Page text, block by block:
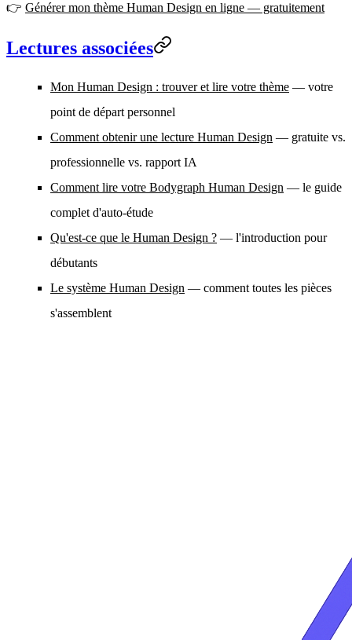
👉 Générer mon thème Human Design en ligne — gratuitement
Lectures associées
Mon Human Design : trouver et lire votre thème — votre
point de départ personnel
Comment obtenir une lecture Human Design — gratuite vs.
professionnelle vs. rapport IA
Comment lire votre Bodygraph Human Design — le guide
complet d'auto-étude
Qu'est-ce que le Human Design ? — l'introduction pour
débutants
Le système Human Design — comment toutes les pièces
s'assemblent